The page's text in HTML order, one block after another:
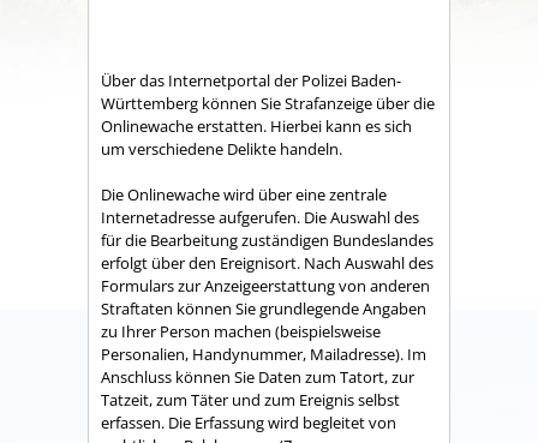
Über das Internetportal der Polizei Baden-
Württemberg können Sie Strafanzeige über die
Onlinewache erstatten. Hierbei kann es sich
um verschiedene Delikte handeln.
Die Onlinewache wird über eine zentrale
Internetadresse aufgerufen. Die Auswahl des
für die Bearbeitung zuständigen Bundeslandes
erfolgt über den Ereignisort. Nach Auswahl des
Formulars zur Anzeigeerstattung von anderen
Straftaten können Sie grundlegende Angaben
zu Ihrer Person machen (beispielsweise
Personalien, Handynummer, Mailadresse). Im
Anschluss können Sie Daten zum Tatort, zur
Tatzeit, zum Täter und zum Ereignis selbst
erfassen. Die Erfassung wird begleitet von